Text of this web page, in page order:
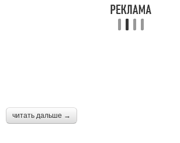
читать дальше →